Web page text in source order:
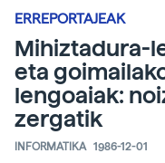
ERREPORTAJEAK
Mihiztadura-
eta
lengoaiak:
zergatik
INFORMATIKA 1986-12-01